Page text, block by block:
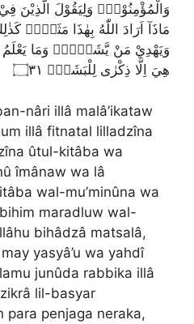
وَالْمُؤْمِنُوْنَۙ وَلِيَقُوْلَ الَّذِيْنَ
مَاذَآ اَرَادَ اللّٰهُ بِهٰذَا مَثَلًاۗ
وَيَهْدِيْ مَنْ يَّشَاۤءُۗ وَمَا يَعْلَمُ
هِيَ اِلَّا ذِكْرٰى لِلْبَشَرِࣖ ۝٣١
nâri illâ malâ’ikataw
illâ fitnatal lilladzîna
ûtul-kitâba wa
îmânaw wa lâ
wal-mu’minûna wa
maradluw wal-
bihâdzâ matsalâ,
yasyâ’u wa yahdî
junûda rabbika illâ
lil-basyar
para penjaga neraka,